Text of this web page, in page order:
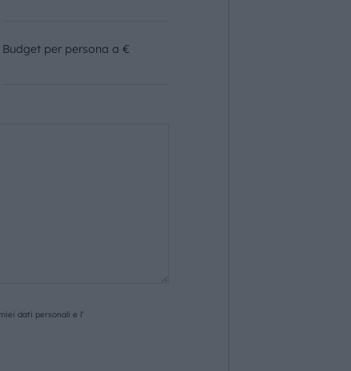
Budget per persona a €
dati personali e l’